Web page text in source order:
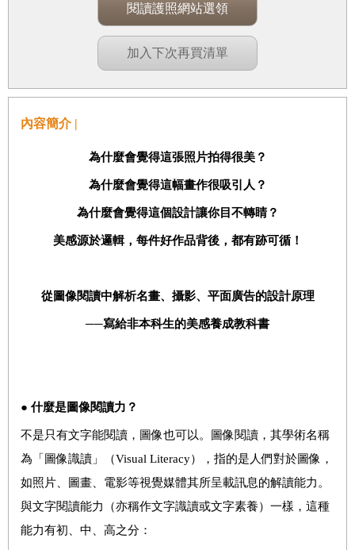
閱讀護照網站選領
加入下次再買清單
內容簡介 |
為什麼會覺得這張照片拍得很美？
為什麼會覺得這幅畫作很吸引人？
為什麼會覺得這個設計讓你目不轉睛？
美感源於邏輯，每件好作品背後，都有跡可循！
從圖像閱讀中解析名畫、攝影、平面廣告的設計原理
──寫給非本科生的美感養成教科書
● 什麼是圖像閱讀力？
不是只有文字能閱讀，圖像也可以。圖像閱讀，其學術名稱
為「圖像識讀」（Visual Literacy），指的是人們對於圖像，
如照片、圖畫、電影等視覺媒體其所呈載訊息的解讀能力。
與文字閱讀能力（亦稱作文字識讀或文字素養）一樣，這種
能力有初、中、高之分：